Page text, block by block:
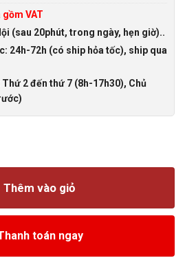
VAT
(sau 20phút, trong ngày, hẹn giờ)..
24h-72h (có ship hỏa tốc), ship qua
2 đến thứ 7 (8h-17h30), Chủ
Thêm vào giỏ
toán ngay